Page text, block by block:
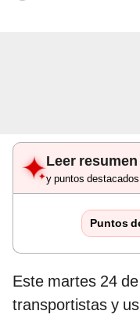
Leer resumen
y puntos
Puntos
Este martes 24
transportistas y